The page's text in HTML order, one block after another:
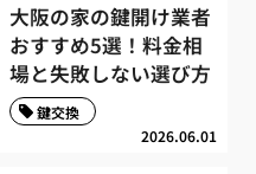
大阪の家の鍵開け業者
おすすめ5選！料金相
場と失敗しない選び方
2026.06.01
鍵交換